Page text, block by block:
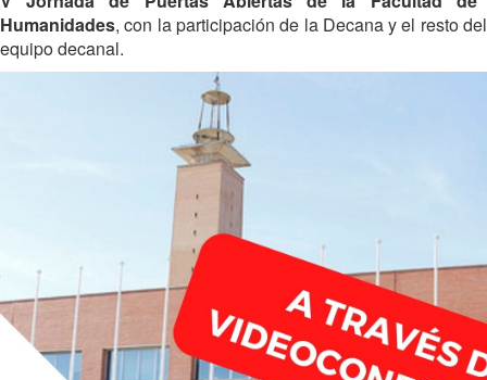
Humanidades, con la participación de la Decana y el resto del
equipo decanal.